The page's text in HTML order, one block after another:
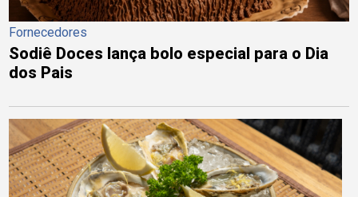
Fornecedores
Sodiê Doces lança bolo especial para o Dia
dos Pais